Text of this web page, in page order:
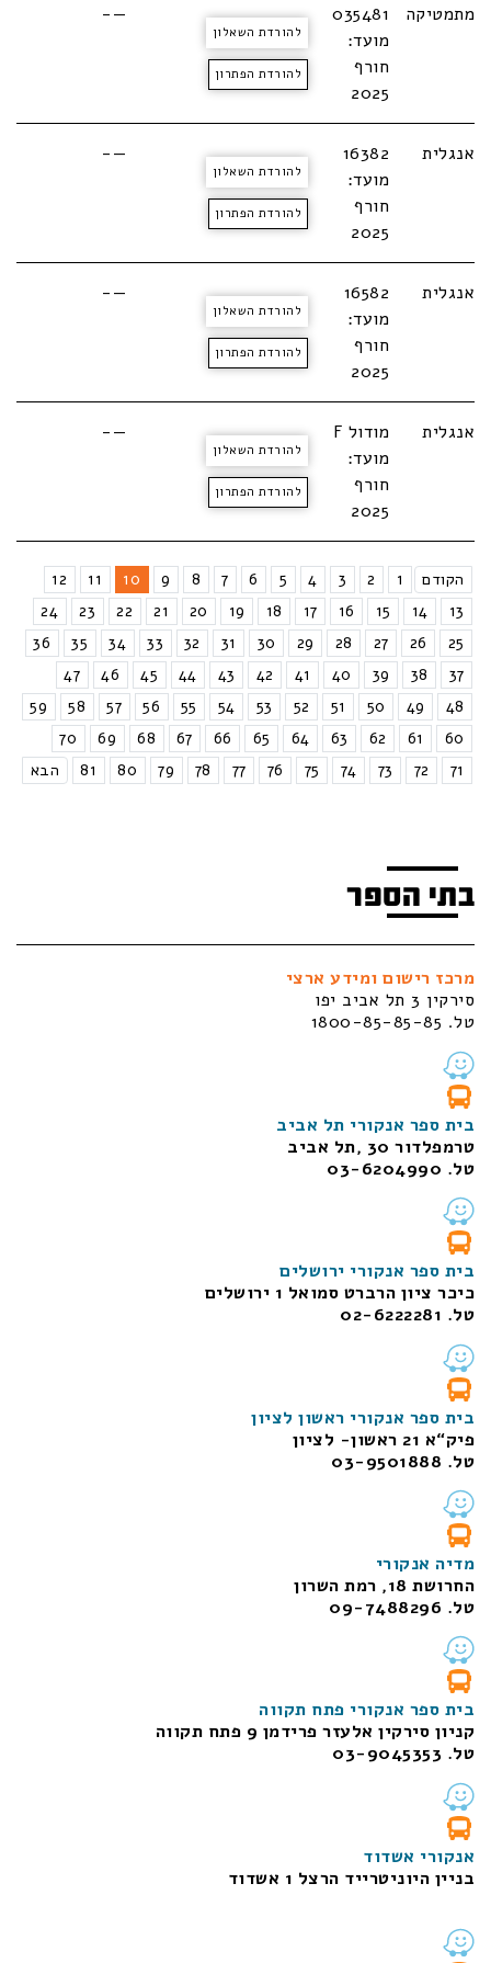
מתמטיקה
035481
מועד:
חורף
2025
להורדת השאלון
להורדת הפתרון
—-
אנגלית
16382
מועד:
חורף
2025
להורדת השאלון
להורדת הפתרון
—-
אנגלית
16582
מועד:
חורף
2025
להורדת השאלון
להורדת הפתרון
—-
אנגלית
מודול F
מועד:
חורף
2025
להורדת השאלון
להורדת הפתרון
—-
הקודם 1
2
3
4
5
6
7
8
9
10
11
12
13
14
15
16
17
18
19
20
21
22
23
24
25
26
27
28
29
30
31
32
33
34
35
36
37
38
39
40
41
42
43
44
45
46
47
48
49
50
51
52
53
54
55
56
57
58
59
60
61
62
63
64
65
66
67
68
69
70
71
72
73
74
75
76
77
78
79
80
81 הבא
בתי הספר
מרכז רישום ומידע ארצי
סירקין 3 תל אביב יפו
טל. 1800-85-85-85
בית ספר אנקורי תל אביב
טרמפלדור 30 ,תל אביב
טל. 03-6204990
בית ספר אנקורי ירושלים
כיכר ציון הרברט סמואל 1
ירושלים
טל. 02-6222281
בית ספר אנקורי ראשון לציון
פיק“א 21 ראשון- לציון
טל. 03-9501888
מדיה אנקורי
החרושת 18, רמת השרון
טל. 09-7488296
בית ספר אנקורי פתח תקווה
קניון סירקין אלעזר פרידמן 9 פתח תקווה
טל. 03-9045353
אנקורי אשדוד
בניין היוניטרייד הרצל 1 אשדוד